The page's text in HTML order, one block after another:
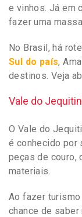
e vinhos. Já em
fazer uma
No Brasil, há
Sul do país,
destinos. Veja
Vale do
O Vale do
é conhecido por
peças de couro,
materiais.
Ao fazer
chance de